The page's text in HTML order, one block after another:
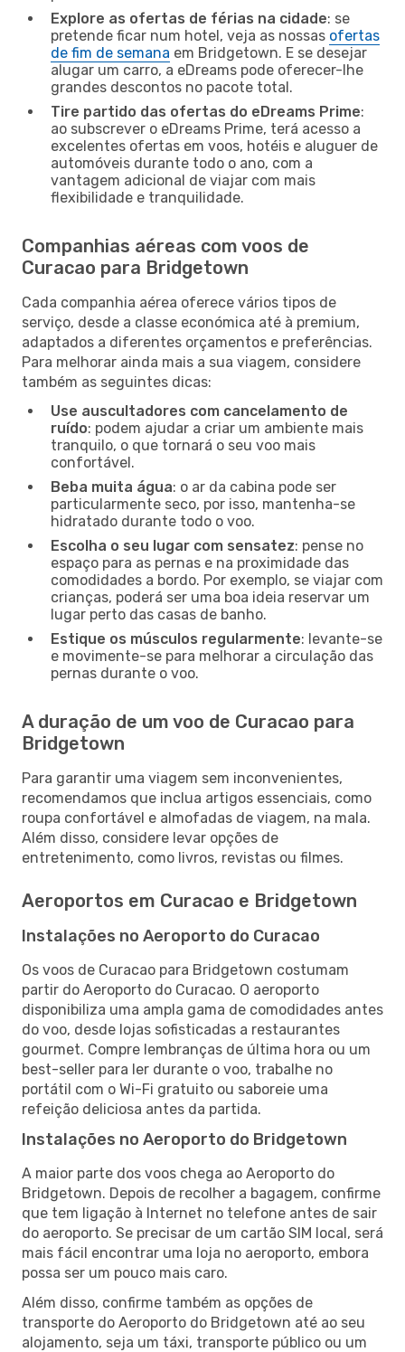
Explore as ofertas de férias na cidade: se
pretende ficar num hotel, veja as nossas ofertas
de fim de semana em Bridgetown. E se desejar
alugar um carro, a eDreams pode oferecer-lhe
grandes descontos no pacote total.
Tire partido das ofertas do eDreams Prime:
ao subscrever o eDreams Prime, terá acesso a
excelentes ofertas em voos, hotéis e aluguer de
automóveis durante todo o ano, com a
vantagem adicional de viajar com mais
flexibilidade e tranquilidade.
Companhias aéreas com voos de
Curacao para Bridgetown
Cada companhia aérea oferece vários tipos de
serviço, desde a classe económica até à premium,
adaptados a diferentes orçamentos e preferências.
Para melhorar ainda mais a sua viagem, considere
também as seguintes dicas:
Use auscultadores com cancelamento de
ruído: podem ajudar a criar um ambiente mais
tranquilo, o que tornará o seu voo mais
confortável.
Beba muita água: o ar da cabina pode ser
particularmente seco, por isso, mantenha-se
hidratado durante todo o voo.
Escolha o seu lugar com sensatez: pense no
espaço para as pernas e na proximidade das
comodidades a bordo. Por exemplo, se viajar com
crianças, poderá ser uma boa ideia reservar um
lugar perto das casas de banho.
Estique os músculos regularmente: levante-se
e movimente-se para melhorar a circulação das
pernas durante o voo.
A duração de um voo de Curacao para
Bridgetown
Para garantir uma viagem sem inconvenientes,
recomendamos que inclua artigos essenciais, como
roupa confortável e almofadas de viagem, na mala.
Além disso, considere levar opções de
entretenimento, como livros, revistas ou filmes.
Aeroportos em Curacao e Bridgetown
Instalações no Aeroporto do Curacao
Os voos de Curacao para Bridgetown costumam
partir do Aeroporto do Curacao. O aeroporto
disponibiliza uma ampla gama de comodidades antes
do voo, desde lojas sofisticadas a restaurantes
gourmet. Compre lembranças de última hora ou um
best-seller para ler durante o voo, trabalhe no
portátil com o Wi-Fi gratuito ou saboreie uma
refeição deliciosa antes da partida.
Instalações no Aeroporto do Bridgetown
A maior parte dos voos chega ao Aeroporto do
Bridgetown. Depois de recolher a bagagem, confirme
que tem ligação à Internet no telefone antes de sair
do aeroporto. Se precisar de um cartão SIM local, será
mais fácil encontrar uma loja no aeroporto, embora
possa ser um pouco mais caro.
Além disso, confirme também as opções de
transporte do Aeroporto do Bridgetown até ao seu
alojamento, seja um táxi, transporte público ou um